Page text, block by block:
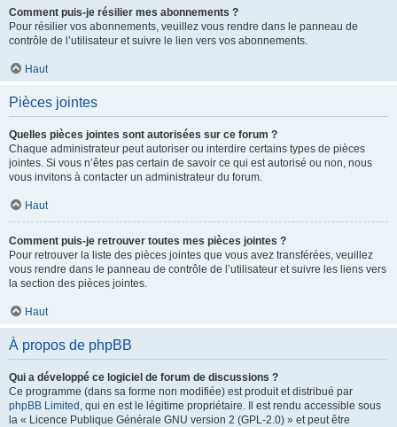
Comment puis-je résilier mes abonnements ?
Pour résilier vos abonnements, veuillez vous rendre dans le panneau de
contrôle de l’utilisateur et suivre le lien vers vos abonnements.
Haut
Pièces jointes
Quelles pièces jointes sont autorisées sur ce forum ?
Chaque administrateur peut autoriser ou interdire certains types de pièces
jointes. Si vous n’êtes pas certain de savoir ce qui est autorisé ou non, nous
vous invitons à contacter un administrateur du forum.
Haut
Comment puis-je retrouver toutes mes pièces jointes ?
Pour retrouver la liste des pièces jointes que vous avez transférées, veuillez
vous rendre dans le panneau de contrôle de l’utilisateur et suivre les liens vers
la section des pièces jointes.
Haut
À propos de phpBB
Qui a développé ce logiciel de forum de discussions ?
Ce programme (dans sa forme non modifiée) est produit et distribué par
phpBB Limited , qui en est le légitime propriétaire. Il est rendu accessible sous
la « Licence Publique Générale GNU version 2 (GPL-2.0) » et peut être